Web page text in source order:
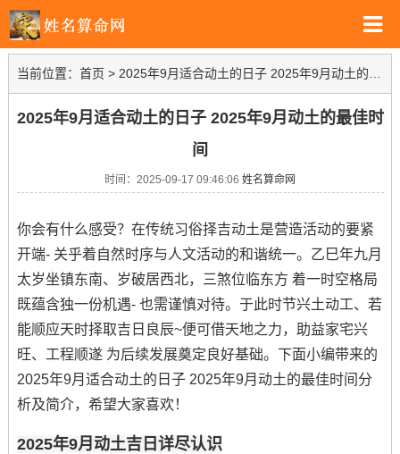
当前位置： 首页 > 2025年9月适合动土的日子 2025年9月动土的最佳时间
2025年9月适合动土的日子 2025年9月动土的最佳时
间
时间：2025-09-17 09:46:06 姓名算命网
你会有什么感受？在传统习俗择吉动土是营造活动的要紧
开端- 关乎着自然时序与人文活动的和谐统一。乙巳年九月
太岁坐镇东南、岁破居西北，三煞位临东方 着一时空格局
既蕴含独一份机遇- 也需谨慎对待。于此时节兴土动工、若
能顺应天时择取吉日良辰~便可借天地之力，助益家宅兴
旺、工程顺遂 为后续发展奠定良好基础。下面小编带来的
2025年9月适合动土的日子 2025年9月动土的最佳时间分
析及简介，希望大家喜欢！
2025年9月动土吉日详尽认识